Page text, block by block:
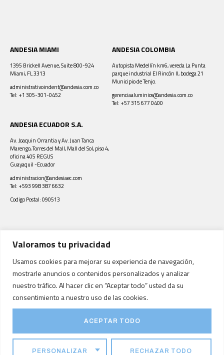
Valoramos tu privacidad
Usamos cookies para mejorar su experiencia de navegación,
mostrarle anuncios o contenidos personalizados y analizar
nuestro tráfico. Al hacer clic en “Aceptar todo” usted da su
consentimiento a nuestro uso de las cookies.
PERSONALIZAR RECHAZAR TODO
ACEPTAR TODO
ANDESIA MIAMI
1395 Brickell Avenue, Suite 800-924
Miami, FL 3313
administrativoindent@andesia.com.co
Tel: +1 305-301-0452
ANDESIA COLOMBIA
Autopista Medellín km6, vereda La Punta
parque industrial El Rincón II, bodega 21
Municipio de Tenjo.
gerenciaaluminios@andesia.com.co
Tel: +57 315 677 0400
ANDESIA ECUADOR S.A.
Av. Joaquin Orrantia y Av. Juan Tanca
Marengo, Torres del Mall, Mall del Sol, piso 4,
oficina 405 REGUS
Guayaquil -Ecuador
administracion@andesiaec.com
Tel: +593 998 387 6632
Codigo Postal: 090513
Visita nuestra otra
marca de quimicos y
productos para
tratamiento de aguas y
piscinas
supiscina.com.co